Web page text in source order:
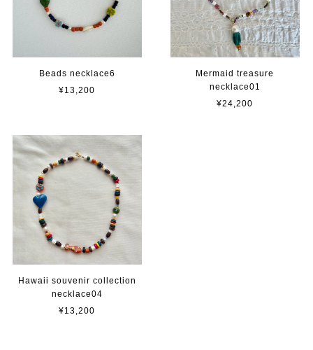
Beads necklace6
¥13,200
Mermaid treasure
necklace01
¥24,200
Hawaii souvenir collection
necklace04
¥13,200